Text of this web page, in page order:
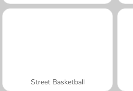
Street Basketball